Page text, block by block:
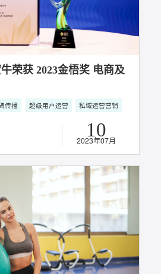
略：提供这四种价值，让消
用户的社交关系 22
，我猜你急需一些新期待